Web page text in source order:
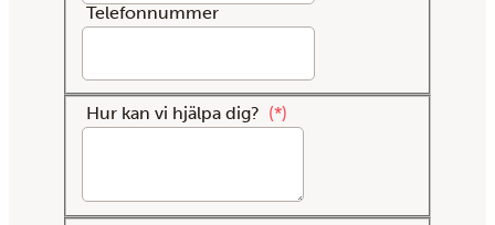
Telefonnummer
Hur kan vi hjälpa dig? *